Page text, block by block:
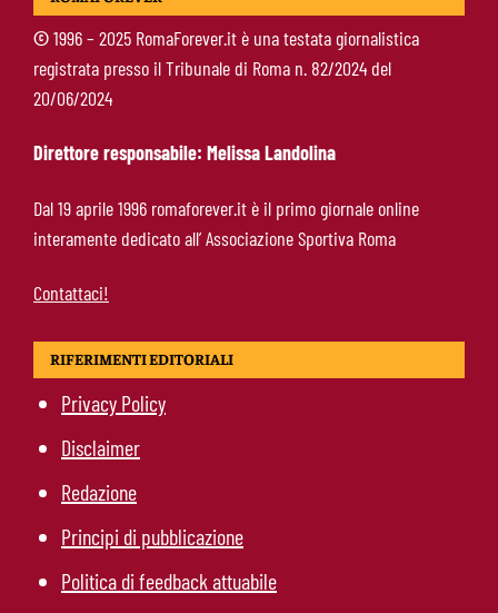
Roma-Molina, il colpo di D’Amico è geniale:
qualità ed esperienza a un prezzo da
occasione
©1996 – 2025 RomaForever.it è una testata giornalistica
registrata presso il Tribunale di Roma n. 82/2024 del
20/06/2024
Direttore responsabile: Melissa Landolina
Dal 19 aprile 1996 romaforever.it è il primo giornale online
interamente dedicato all’ Associazione Sportiva Roma
Contattaci!
RIFERIMENTI EDITORIALI
Privacy Policy
Disclaimer
Redazione
Principi di pubblicazione
Politica di feedback attuabile